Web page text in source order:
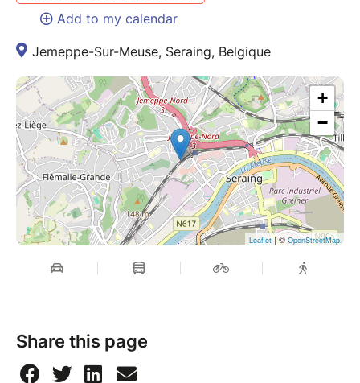
Add to my calendar
Jemeppe-Sur-Meuse, Seraing, Belgique
+
−
Leaflet| © OpenStreetMap
Share this page